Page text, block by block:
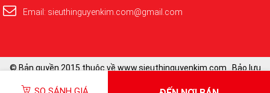
Email: sieuthinguyenkim.com@gmail.com
© Bản quyền 2015 thuộc về www.sieuthinguyenkim.com . Bảo lưu